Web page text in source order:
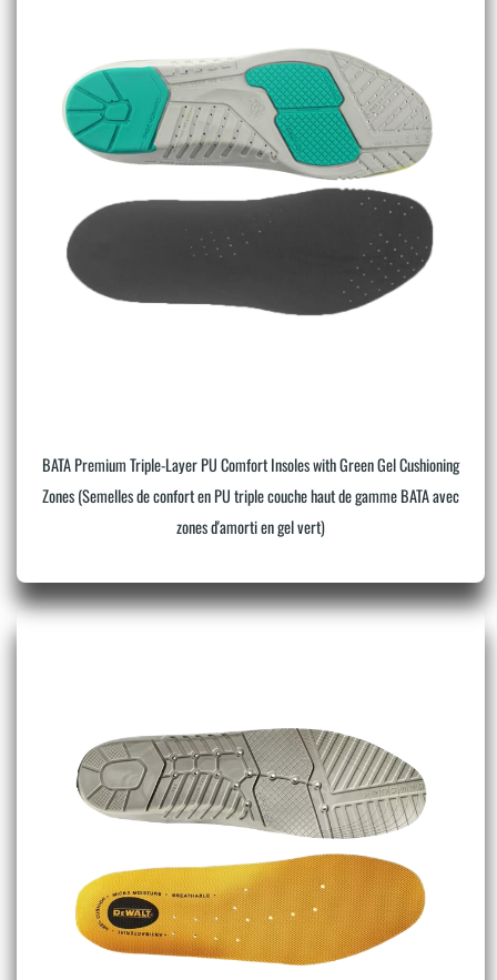
BATA Premium Triple-Layer PU Comfort Insoles with Green Gel Cushioning
Zones (Semelles de confort en PU triple couche haut de gamme BATA avec
zones d'amorti en gel vert)